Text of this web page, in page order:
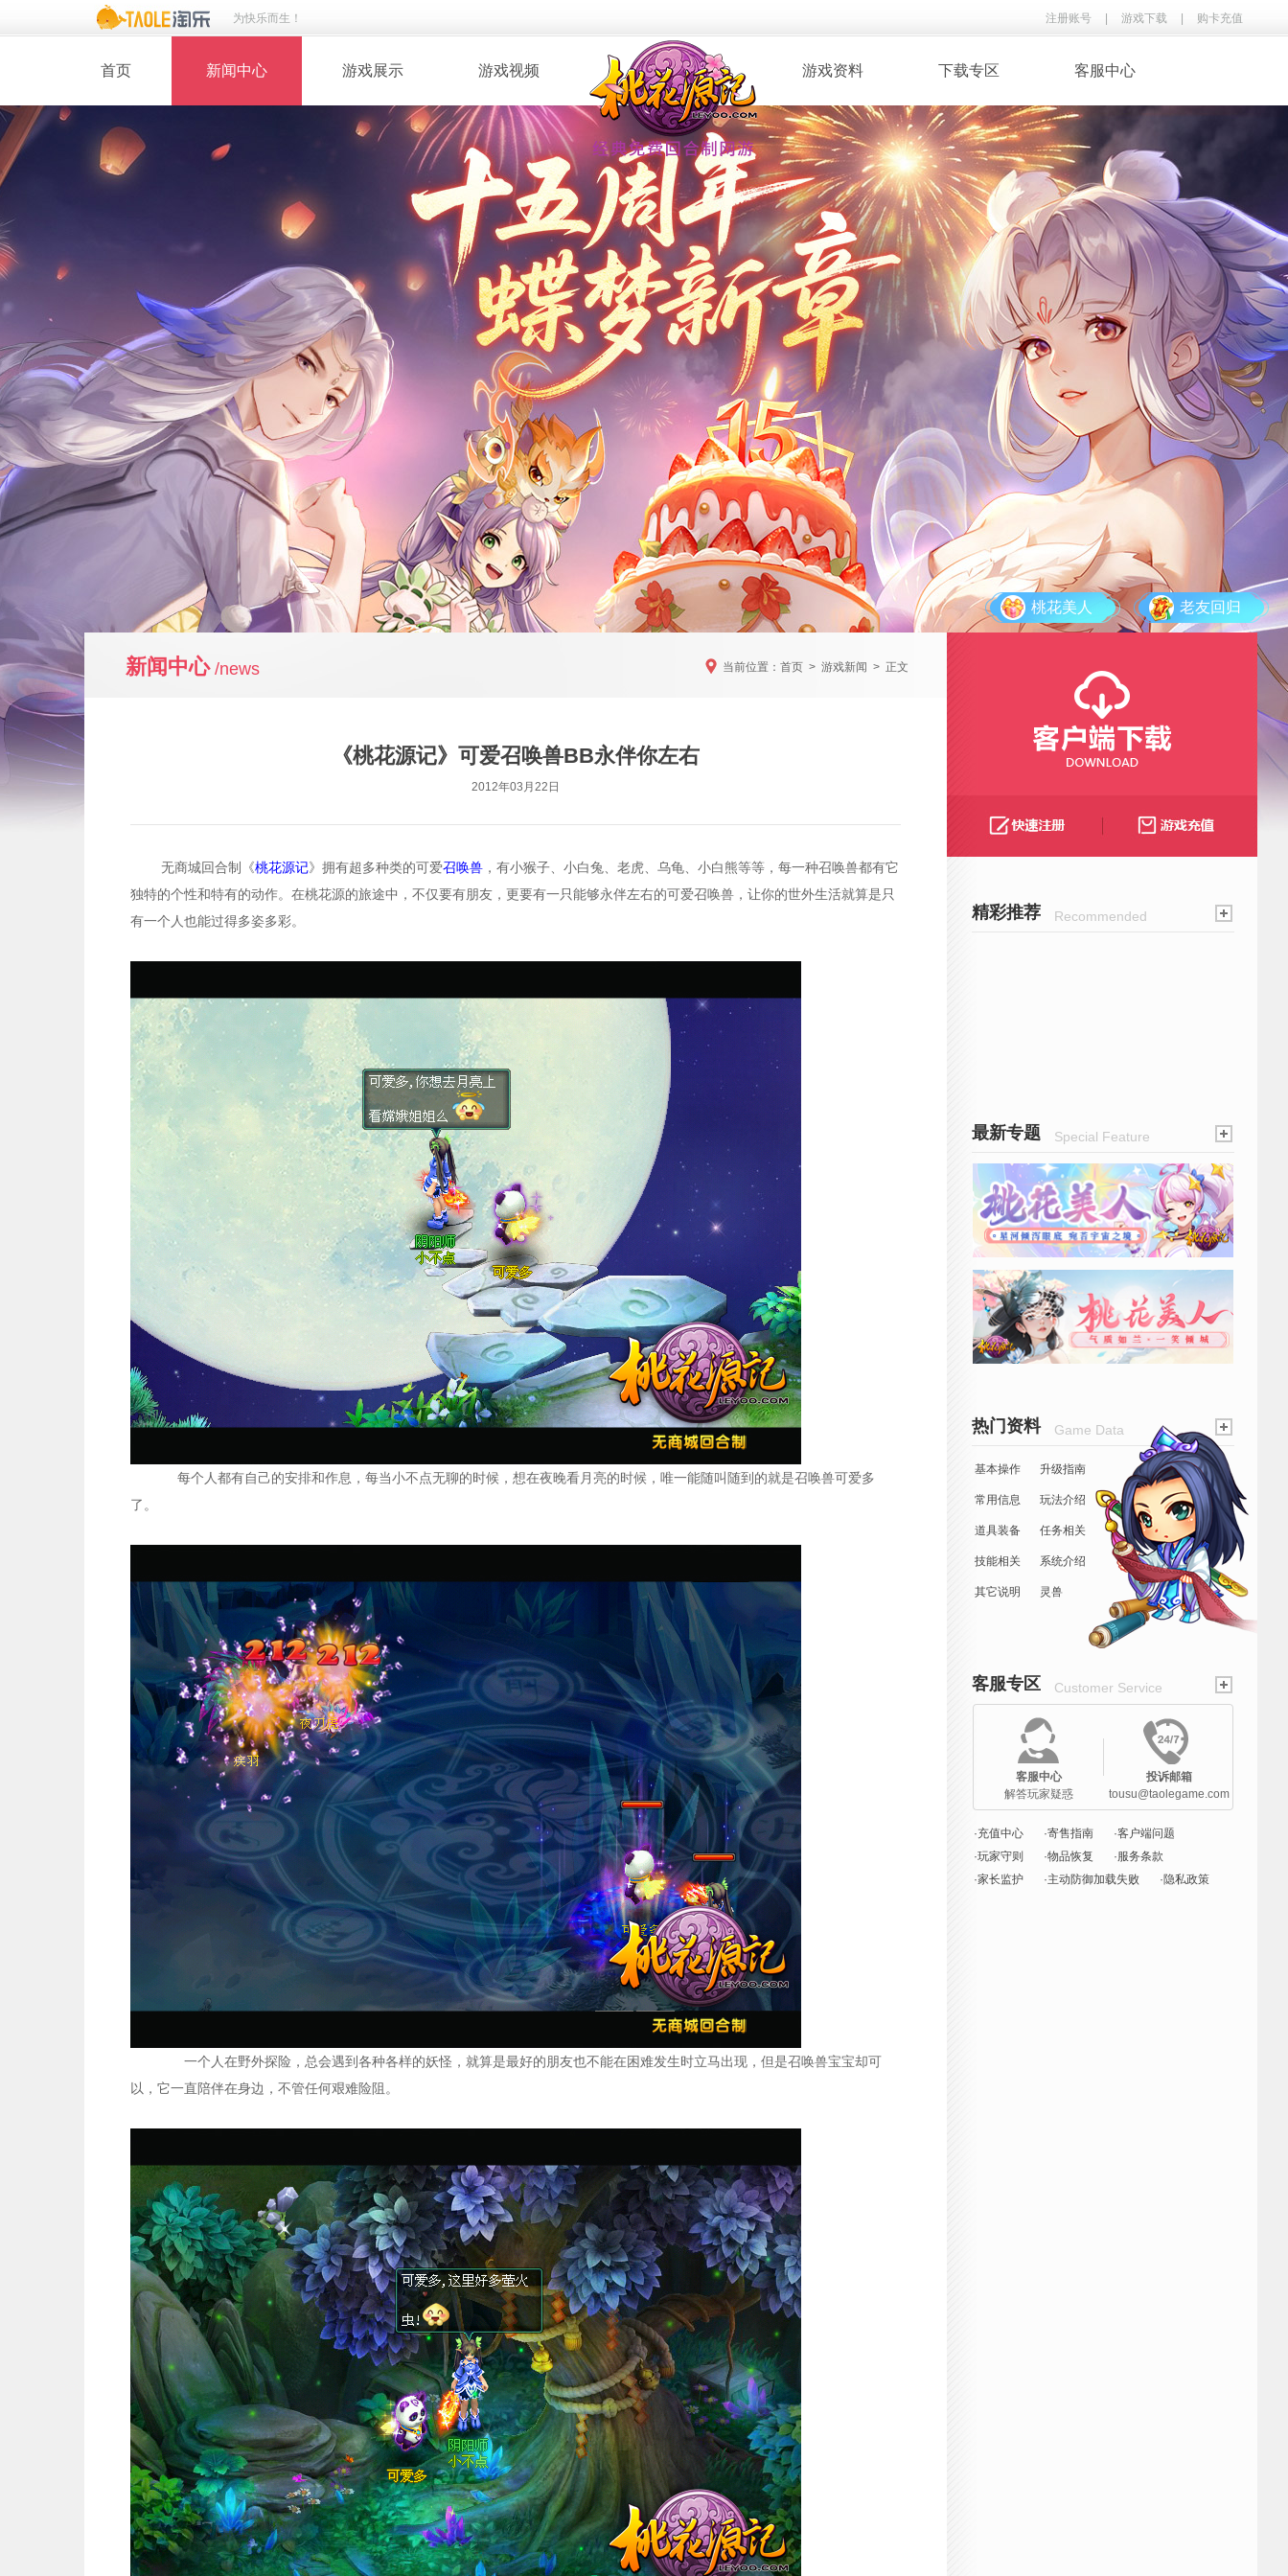
为快乐而生！ 注册账号 游戏下载 购卡充值
首页 新闻中心 游戏展示 游戏视频 客服中心
下载专区
游戏资料
· 维护公告
· 桃花美人
· 桃花服战
· 玩家自制
· 版本CG
· 解说视频
· 录像下载
· 游戏音乐
· 玩家翻唱
· 新手指南
· 资料攻略
· 召唤兽图鉴
老友回归
桃花美人
新闻中心 /news 当前位置： 首页 > 游戏新闻 > 正文
《桃花源记》可爱召唤兽BB永伴你左右
2012年03月22日
无商城回合制《桃花源记》拥有超多种类的可爱召唤兽 ，有小猴子、小白兔、老虎、乌龟、小白熊等等，每一种召唤兽都有它
独特的个性和特有的动作。在桃花源的旅途中，不仅要有朋友，更要有一只能够永伴左右的可爱召唤兽，让你的世外生活就算是只
有一个人也能过得多姿多彩。
每个人都有自己的安排和作息，每当小不点无聊的时候，想在夜晚看月亮的时候，唯一能随叫随到的就是召唤兽可爱多
了。
一个人在野外探险，总会遇到各种各样的妖怪，就算是最好的朋友也不能在困难发生时立马出现，但是召唤兽宝宝却可
以，它一直陪伴在身边，不管任何艰难险阻。
精彩推荐 Recommended
最新专题 Special Feature
热门资料 Game Data
基本操作 升级指南
常用信息 玩法介绍
道具装备 任务相关
技能相关 系统介绍
其它说明 灵兽
客服专区 Customer Service
客服中心
解答玩家疑惑
投诉邮箱
tousu@taolegame.com
·充值中心 ·寄售指南
·客户端问题
·玩家守则
·物品恢复
·服务条款
·家长监护
·主动防御加载失败 ·隐私政策